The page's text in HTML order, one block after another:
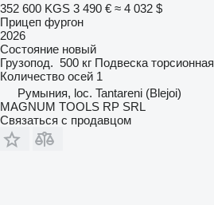
352 600 KGS 3 490 € ≈ 4 032 $
Прицеп фургон
2026
Состояние новый
Грузопод. 500 кг Подвеска торсионная
Количество осей 1
Румыния, loc. Tantareni (Blejoi)
MAGNUM TOOLS RP SRL
Связаться с продавцом